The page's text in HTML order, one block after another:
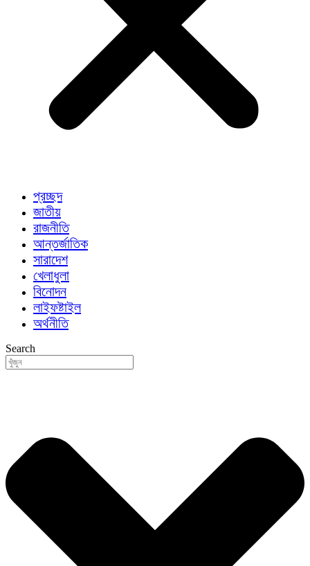
প্রচ্ছদ
জাতীয়
রাজনীতি
আন্তর্জাতিক
সারাদেশ
খেলাধুলা
বিনোদন
লাইফষ্টাইল
অর্থনীতি
Search